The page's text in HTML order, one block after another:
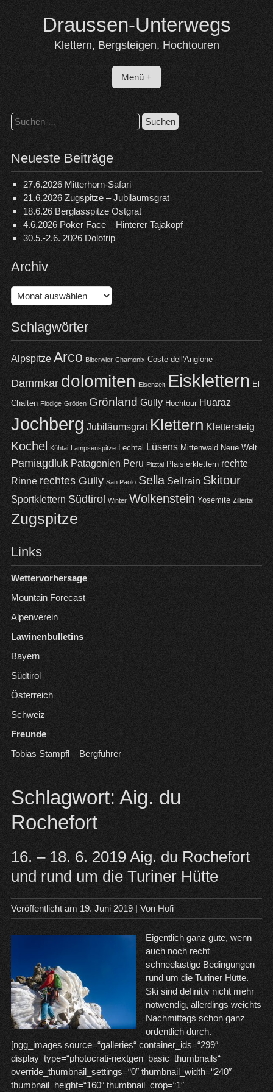
content
Draussen-Unterwegs
Klettern, Bergsteigen, Hochtouren
Menü +
Suchen
nach:
Neueste Beiträge
27.6.2026 Mitterhorn-Safari
21.6.2026 Zugspitze – Jubiläumsgrat
18.6.26 Berglasspitze Ostgrat
4.6.2026 Poker Face – Hinterer Tajakopf
30.5.-2.6. 2026 Dolotrip
Archiv
Archiv
Schlagwörter
Alpspitze Arco Biberwier Chamonix Coste dell'Anglone
Dammkar dolomiten Eisenzeit Eisklettern El
Chalten Flodige Gröden Grönland Gully Hochtour Huaraz
Jochberg Jubiläumsgrat Klettern Klettersteig
Kochel Kühtai Lampsenspitze Lechtal Lüsens Mittenwald Neue Welt
Pamiagdluk Patagonien Peru Pitztal Plaisierklettern rechte
Rinne rechtes Gully San Paolo Sella Sellrain Skitour
Sportklettern Südtirol Winter Wolkenstein Yosemite Zillertal
Zugspitze
Links
Wettervorhersage
Mountain Forecast
Alpenverein
Lawinenbulletins
Bayern
Südtirol
Österreich
Schweiz
Freunde
Tobias Stampfl – Bergführer
Schlagwort: Aig. du
Rochefort
16. – 18. 6. 2019 Aig. du Rochefort
und rund um die Turiner Hütte
Veröffentlicht am 19. Juni 2019| Von Hofi
Eigentlich ganz gute, wenn
auch noch recht
schneelastige Bedingungen
rund um die Turiner Hütte.
Ski sind definitiv nicht mehr
notwendig, allerdings weichts
Nachmittags schon ganz
ordentlich durch.
[ngg_images source=“galleries“ container_ids=“299″
display_type=“photocrati-nextgen_basic_thumbnails“
override_thumbnail_settings=“0″ thumbnail_width=“240″
thumbnail_height=“160″ thumbnail_crop=“1″